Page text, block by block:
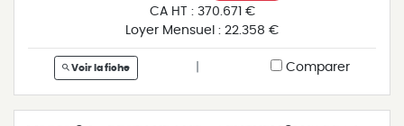
places donnant sur une jolie cour intérieure. proche du
métro, le bâtiment de 153 m², un ancien corps de ferme
accueillir aisément 60 places. un salon privatisable
permet à ce restaurant de travailler à l'année avec les
entreprises et les administrations locales. le c.a de 363
CA HT : 370.671 €
Loyer Mensuel : 22.358 €
Voir la fiche Comparer